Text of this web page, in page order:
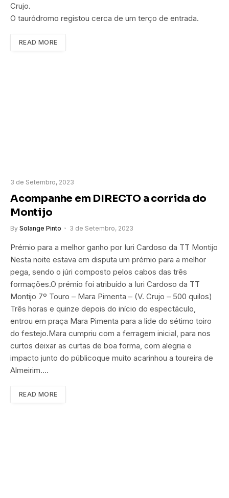
Crujo.
O tauródromo registou cerca de um terço de entrada.
READ MORE
3 de Setembro, 2023
Acompanhe em DIRECTO a corrida do
Montijo
By Solange Pinto 3 de Setembro, 2023
Prémio para a melhor ganho por Iuri Cardoso da TT Montijo
Nesta noite estava em disputa um prémio para a melhor
pega, sendo o júri composto pelos cabos das três
formações.O prémio foi atribuído a Iuri Cardoso da TT
Montijo 7º Touro – Mara Pimenta – (V. Crujo – 500 quilos)
Três horas e quinze depois do início do espectáculo,
entrou em praça Mara Pimenta para a lide do sétimo toiro
do festejo.Mara cumpriu com a ferragem inicial, para nos
curtos deixar as curtas de boa forma, com alegria e
impacto junto do públicoque muito acarinhou a toureira de
Almeirim.…
READ MORE